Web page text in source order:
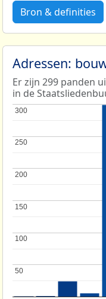
Bron & definities
Adressen:
Er zijn 299 panden
in de
50
50
100
100
150
150
200
200
250
250
300
300